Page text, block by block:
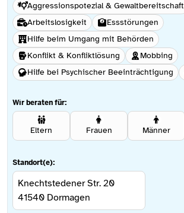
Aggressionspotezial & Gewaltbereitschaft
Arbeitslosigkeit
Essstörungen
Hilfe beim Umgang mit Behörden
Konflikt & Konfliktlösung
Mobbing
Hilfe bei Psychischer Beeinträchtigung
Wir beraten für:
Eltern Frauen Männer
Standort(e):
Knechtstedener Str. 20
41540 Dormagen